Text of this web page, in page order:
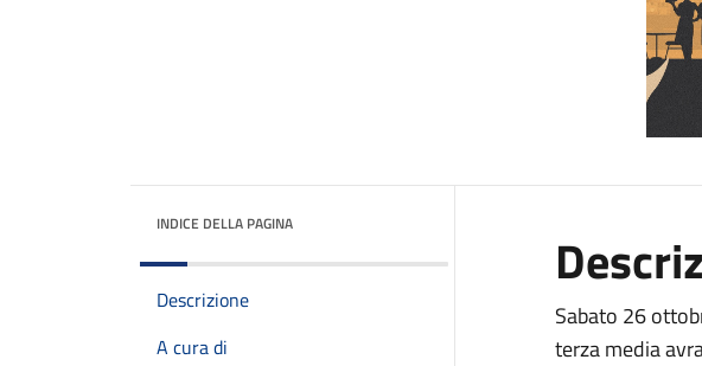
INDICE DELLA PAGINA
Descrizione
A cura di
Sabato 26
terza media